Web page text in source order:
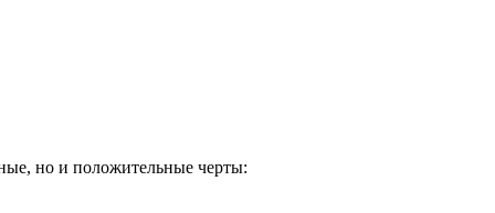
но и положительные черты: